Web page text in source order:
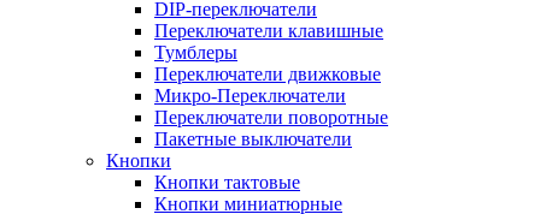
DIP-переключатели
Переключатели клавишные
Тумблеры
Переключатели движковые
Микро-Переключатели
Переключатели поворотные
Пакетные выключатели
Кнопки
Кнопки тактовые
Кнопки миниатюрные